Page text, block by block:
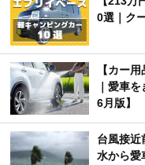
0選｜ク
【カー
｜愛車
6月版】
台風接近
水から愛